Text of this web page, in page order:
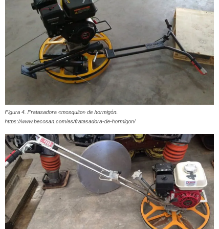
Figura 4. Fratasadora «mosquito» de hormigón.
https://www.becosan.com/es/fratasadora-de-hormigon/